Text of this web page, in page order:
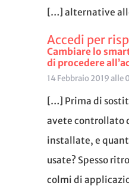
[…] alternative
Accedi per
Cambiare lo
di procedere
14 Febbraio 2019 alle
[…] Prima di
avete controllato
installate, e
usate? Spesso
colmi di